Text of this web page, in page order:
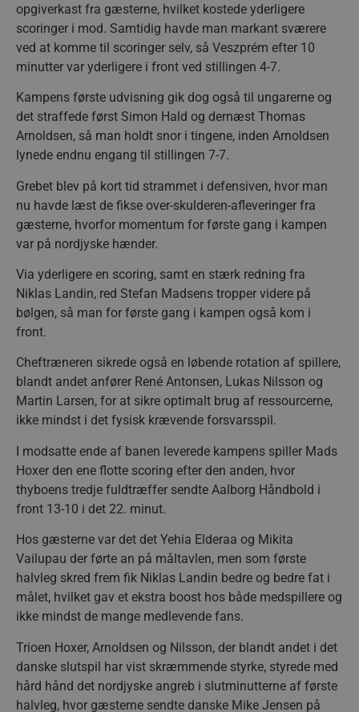
opgiverkast fra gæsterne, hvilket kostede yderligere
scoringer i mod. Samtidig havde man markant sværere
ved at komme til scoringer selv, så Veszprém efter 10
minutter var yderligere i front ved stillingen 4-7.
Kampens første udvisning gik dog også til ungarerne og
det straffede først Simon Hald og dernæst Thomas
Arnoldsen, så man holdt snor i tingene, inden Arnoldsen
lynede endnu engang til stillingen 7-7.
Grebet blev på kort tid strammet i defensiven, hvor man
nu havde læst de fikse over-skulderen-afleveringer fra
gæsterne, hvorfor momentum for første gang i kampen
var på nordjyske hænder.
Via yderligere en scoring, samt en stærk redning fra
Niklas Landin, red Stefan Madsens tropper videre på
bølgen, så man for første gang i kampen også kom i
front.
Cheftræneren sikrede også en løbende rotation af spillere,
blandt andet anfører René Antonsen, Lukas Nilsson og
Martin Larsen, for at sikre optimalt brug af ressourcerne,
ikke mindst i det fysisk krævende forsvarsspil.
I modsatte ende af banen leverede kampens spiller Mads
Hoxer den ene flotte scoring efter den anden, hvor
thyboens tredje fuldtræffer sendte Aalborg Håndbold i
front 13-10 i det 22. minut.
Hos gæsterne var det det Yehia Elderaa og Mikita
Vailupau der førte an på måltavlen, men som første
halvleg skred frem fik Niklas Landin bedre og bedre fat i
målet, hvilket gav et ekstra boost hos både medspillere og
ikke mindst de mange medlevende fans.
Trioen Hoxer, Arnoldsen og Nilsson, der blandt andet i det
danske slutspil har vist skræmmende styrke, styrede med
hård hånd det nordjyske angreb i slutminutterne af første
halvleg, hvor gæsterne sendte danske Mike Jensen på